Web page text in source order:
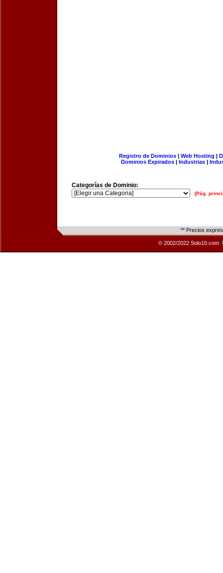
Registro de Dominios| Web Hosting |
Dominios Expirados | Industrias |
Categorías de Dominio:
[Pág.
** Precios
© 2002/2022 Solo10.com